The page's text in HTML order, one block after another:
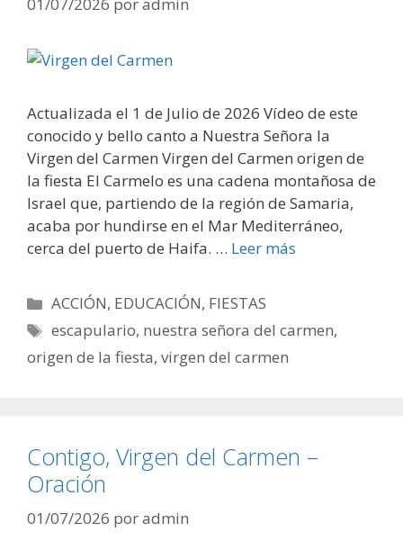
01/07/2026 poradmin
Actualizada el 1 de Julio de 2026 Vídeo de este
conocido y bello canto a Nuestra Señora la
Virgen del Carmen Virgen del Carmen origen de
la fiesta El Carmelo es una cadena montañosa de
Israel que, partiendo de la región de Samaria,
acaba por hundirse en el Mar Mediterráneo,
cerca del puerto de Haifa. … Leer más
Categorías
ACCIÓN, EDUCACIÓN, FIESTAS
Etiquetas
escapulario, nuestra señora del carmen,
origen de la fiesta, virgen del carmen
Contigo, Virgen del Carmen –
Oración
01/07/2026 poradmin